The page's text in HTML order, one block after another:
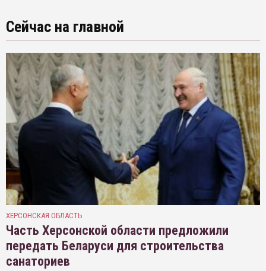
Сейчас на главной
ХЕРСОНСКАЯ ОБЛАСТЬ
Часть Херсонской области предложили
передать Беларуси для строительства
санаториев